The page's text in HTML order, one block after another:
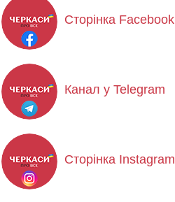
Сторінка Facebook
Канал у Telegram
Сторінка Instagram